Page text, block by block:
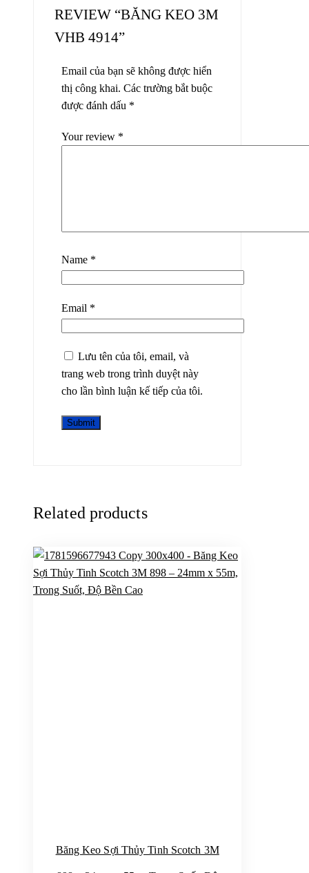
REVIEW “BĂNG KEO 3M
VHB 4914”
Email của bạn sẽ không được hiển
thị công khai. Các trường bắt buộc
được đánh dấu *
Your review *
Name *
Email *
Lưu tên của tôi, email, và
trang web trong trình duyệt này
cho lần bình luận kế tiếp của tôi.
Related products
Băng Keo Sợi Thủy Tinh Scotch 3M